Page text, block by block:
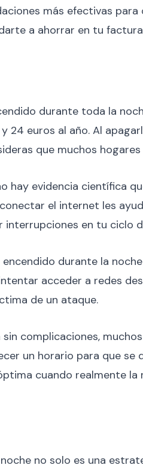
más efectivas
a ahorrar en tu
durante toda la
24 euros al año. Al
que muchos
hay evidencia científica
el internet les
en tu ciclo
encendido durante la
acceder a redes
de un ataque.
complicaciones,
un horario para que
cuando realmente la
no solo es una